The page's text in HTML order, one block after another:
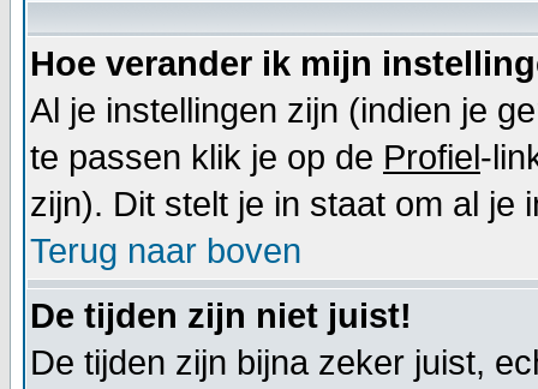
Hoe verander ik mijn
Al je instellingen zijn (indien je
te passen klik je op de Profiel-
zijn). Dit stelt je in staat om al je
Terug naar boven
De tijden zijn niet juist!
De tijden zijn bijna zeker juist,